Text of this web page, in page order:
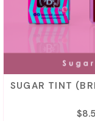
SUGAR TINT
$